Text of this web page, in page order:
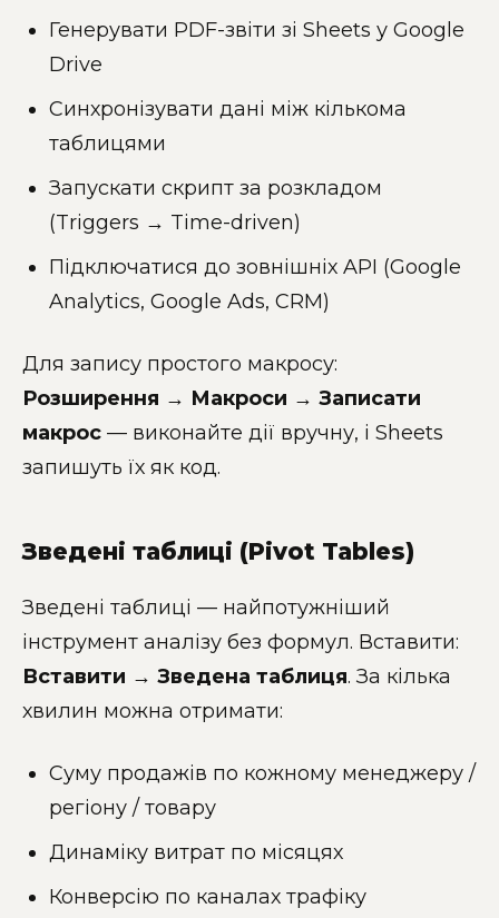
Генерувати PDF-звіти зі Sheets у Google
Drive
Синхронізувати дані між кількома
таблицями
Запускати скрипт за розкладом
(Triggers → Time-driven)
Підключатися до зовнішніх API (Google
Analytics, Google Ads, CRM)
Для запису простого макросу:
Розширення → Макроси → Записати
макрос — виконайте дії вручну, і Sheets
запишуть їх як код.
Зведені таблиці (Pivot Tables)
Зведені таблиці — найпотужніший
інструмент аналізу без формул. Вставити:
Вставити → Зведена таблиця. За кілька
хвилин можна отримати:
Суму продажів по кожному менеджеру /
регіону / товару
Динаміку витрат по місяцях
Конверсію по каналах трафіку